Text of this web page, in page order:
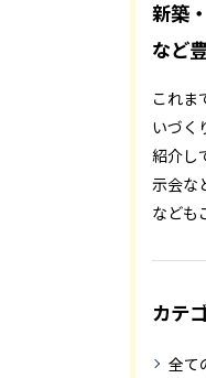
新築
など
これま
いづく
紹介し
示会な
なども
カテ
全て